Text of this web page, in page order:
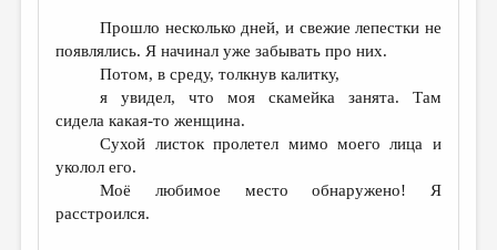
Прошло несколько дней, и свежие лепестки не
появлялись. Я начинал уже забывать про них.
Потом, в среду, толкнув калитку,
я увидел, что моя скамейка занята. Там
сидела какая-то женщина.
Сухой листок пролетел мимо моего лица и
уколол его.
Моё любимое место обнаружено! Я
расстроился.